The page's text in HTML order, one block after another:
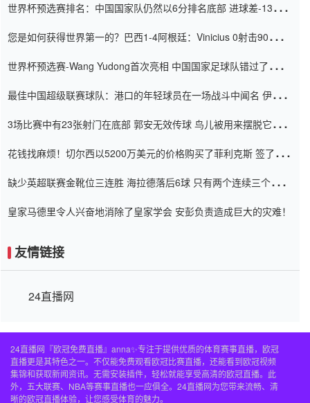
世界杯预选赛排名：中国国家队仍然以6分排名底部 进球差-13令人
您是如何获得世界第一的？巴西1-4阿根廷：Vinicius 0射击90分钟
世界杯预选赛-Wang Yudong首次亮相 中国国家足球队错过了世界
最佳中国超级联赛球队：港口的年轻球员在一场战斗中闻名 伊万放
3场比赛中有23张射门在底部 郭安无效传球 鸟儿被用来摆脱它
花钱找麻烦！切尔西以5200万美元的价格购买了菲利克斯 签了7年
缺少英超联赛金靴位三连胜 海拉德落后6球 只有两个连续三个连续
皇家马德里令人兴奋地消除了皇家学会 安彭负责造成巨大的灾难！
友情链接
24直播网
24直播网『欧冠免费直播』anna✨专注于提供优质的体育赛事直播，欧冠
直播更是其特色之一。不仅能免费观看欧冠比赛直播，还能看到欧冠视频
集锦和获取新闻资讯。无需安装插件，轻松就能享受高清的欧冠直播。此
外，五大联赛、NBA等赛事直播也一应俱全。24直播网为您带来流畅、清
晰的欧冠直播体验，让您感受体育的魅力。